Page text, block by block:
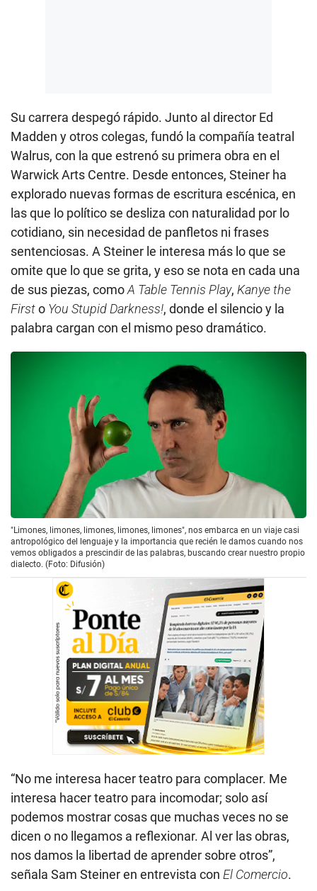
Su carrera despegó rápido. Junto al director Ed
Madden y otros colegas, fundó la compañía teatral
Walrus, con la que estrenó su primera obra en el
Warwick Arts Centre. Desde entonces, Steiner ha
explorado nuevas formas de escritura escénica, en
las que lo político se desliza con naturalidad por lo
cotidiano, sin necesidad de panfletos ni frases
sentenciosas. A Steiner le interesa más lo que se
omite que lo que se grita, y eso se nota en cada una
de sus piezas, comoA Table Tennis Play, Kanye the
Firsto You Stupid Darkness!, donde el silencio y la
palabra cargan con el mismo peso dramático.
"Limones, limones, limones, limones, limones", nos embarca en un viaje casi
antropológico del lenguaje y la importancia que recién le damos cuando nos
vemos obligados a prescindir de las palabras, buscando crear nuestro propio
dialecto. (Foto: Difusión)
“No me interesa hacer teatro para complacer. Me
interesa hacer teatro para incomodar; solo así
podemos mostrar cosas que muchas veces no se
dicen o no llegamos a reflexionar. Al ver las obras,
nos damos la libertad de aprender sobre otros”,
señala Sam Steiner en entrevista con El Comercio.